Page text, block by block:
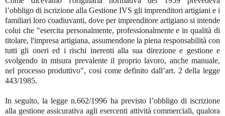
l’obbligo di iscrizione alla Gestione IVS gli imprenditori artigiani e i
familiari loro coadiuvanti, dove per imprenditore artigiano si intende
colui che "esercita personalmente, professionalmente e in qualità di
titolare, l'impresa artigiana, assumendone la piena responsabilità con
tutti gli oneri ed i rischi inerenti alla sua direzione e gestione e
svolgendo in misura prevalente il proprio lavoro, anche manuale,
nel processo produttivo", cosi come definito dall’art. 2 della legge
443/1985.
In seguito, la legge n.662/1996 ha previsto l’obbligo di iscrizione
alla gestione assicurativa agli esercenti attività commerciali, qualora